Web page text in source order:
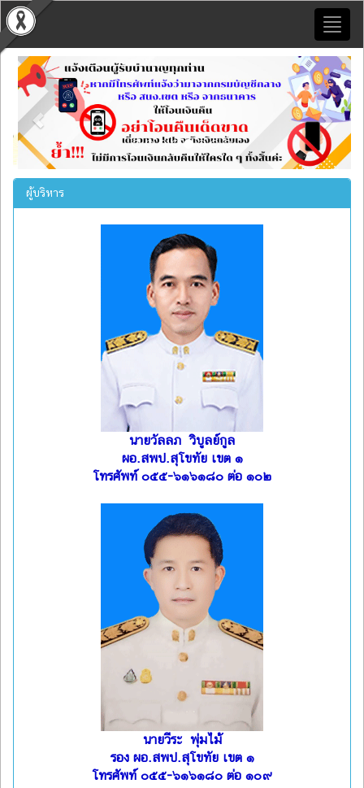
Previous Next
ผู้บริหาร
นายวัลลภ วิบูลย์กูล
ผอ.สพป.สุโขทัย เขต ๑
โทรศัพท์ ๐๕๕-๖๑๖๑๘๐ ต่อ ๑๐๒
นายวีระ พุ่มไม้
รอง ผอ.สพป.สุโขทัย เขต ๑
โทรศัพท์ ๐๕๕-๖๑๖๑๘๐ ต่อ ๑๐๙